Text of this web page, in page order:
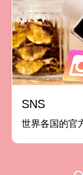
SNS
世界各国的官